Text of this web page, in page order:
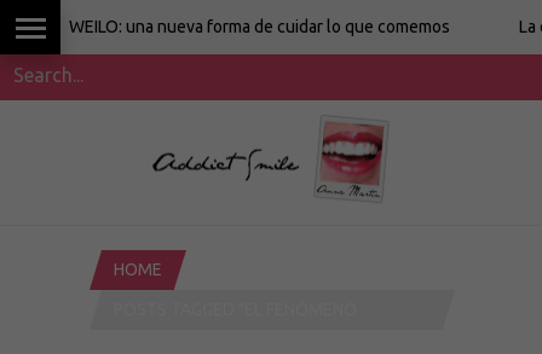
WEILO: una nueva forma de cuidar lo que comemos La
HOME